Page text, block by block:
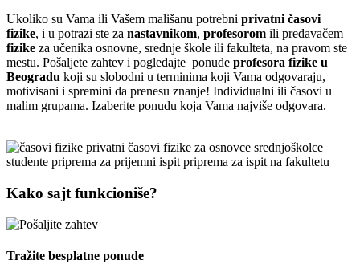
Ukoliko su Vama ili Vašem mališanu potrebni privatni časovi
fizike, i u potrazi ste za nastavnikom, profesorom ili predavačem
fizike za učenika osnovne, srednje škole ili fakulteta, na pravom ste
mestu. Pošaljete zahtev i pogledajte ponude profesora fizike u
Beogradu koji su slobodni u terminima koji Vama odgovaraju,
motivisani i spremini da prenesu znanje! Individualni ili časovi u
malim grupama. Izaberite ponudu koja Vama najviše odgovara.
Kako sajt funkcioniše?
Tražite besplatne ponude